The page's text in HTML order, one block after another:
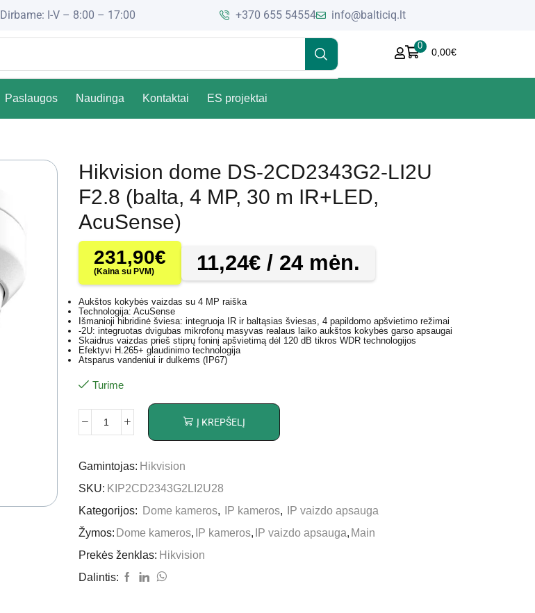
Dirbame: I-V – 8:00 – 17:00 +370 655 54554 info@balticiq.lt
0
0,00€
Paslaugos Naudinga Kontaktai ES projektai
Hikvision dome DS-2CD2343G2-LI2U
F2.8 (balta, 4 MP, 30 m IR+LED,
AcuSense)
231,90€
(Kaina su PVM) 11,24€ / 24 mėn.
Aukštos kokybės vaizdas su 4 MP raiška
Technologija: AcuSense
Išmanioji hibridinė šviesa: integruoja IR ir baltąsias šviesas, 4 papildomo apšvietimo režimai
-2U: integruotas dvigubas mikrofonų masyvas realaus laiko aukštos kokybės garso apsaugai
Skaidrus vaizdas prieš stiprų foninį apšvietimą dėl 120 dB tikros WDR technologijos
Efektyvi H.265+ glaudinimo technologija
Atsparus vandeniui ir dulkėms (IP67)
Turime
Į KREPŠELĮ
Gamintojas: Hikvision
SKU: KIP2CD2343G2LI2U28
Kategorijos:
Dome kameros, IP kameros,
IP vaizdo apsauga
Žymos: Dome kameros, IP kameros, IP vaizdo apsauga, Main
Prekės ženklas: Hikvision
Dalintis: